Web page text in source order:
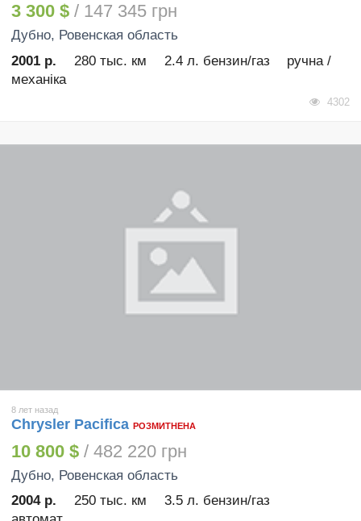
3 300 $ / 147 345 грн
Дубно, Ровенская область
2001 р.
280 тыс. км 2.4 л. бензин/газ
ручна /
механіка
4302
8 лет назад
Chrysler Pacifica РОЗМИТНЕНА
10 800 $ / 482 220 грн
Дубно, Ровенская область
2004 р.
250 тыс. км
3.5 л. бензин/газ